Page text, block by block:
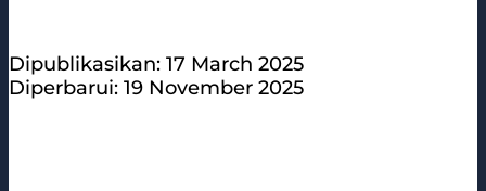
Dipublikasikan: 17 March 2025
Diperbarui: 19 November 2025